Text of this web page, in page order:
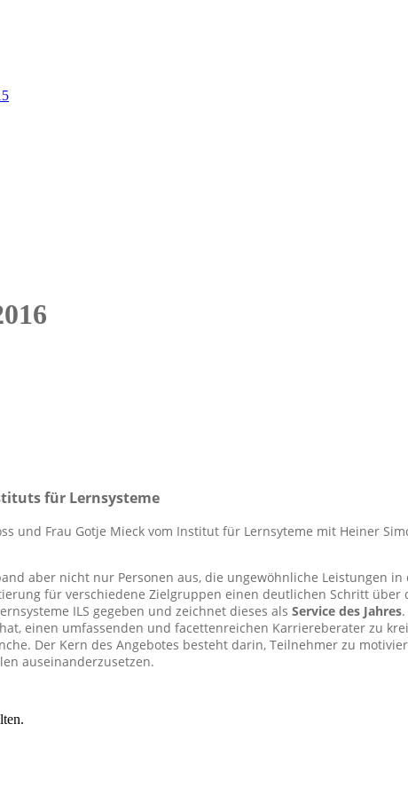
für Lernsysteme
und Frau Gotje Mieck vom Institut für Lernsyteme mit Heiner
aber nicht nur Personen aus, die ungewöhnliche Leistungen
für verschiedene Zielgruppen einen deutlichen Schritt
ILS gegeben und zeichnet dieses als Service des Jahres
hat, einen umfassenden und facettenreichen Karriereberater zu
Der Kern des Angebotes besteht darin, Teilnehmer zu
auseinanderzusetzen.